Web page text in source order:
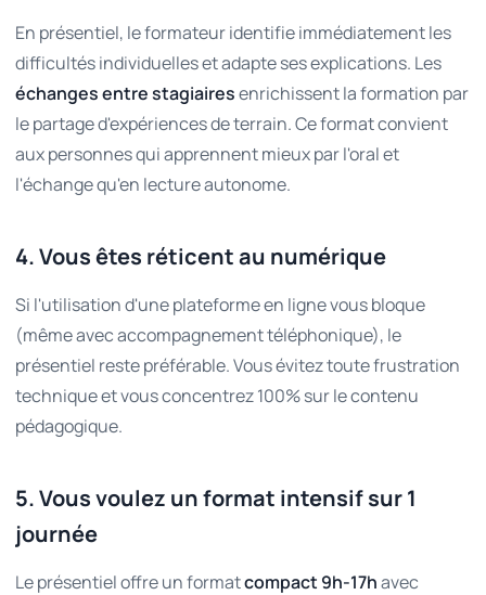
En présentiel, le formateur identifie immédiatement les
difficultés individuelles et adapte ses explications. Les
échanges entre stagiairesenrichissent la formation par
le partage d'expériences de terrain. Ce format convient
aux personnes qui apprennent mieux par l'oral et
l'échange qu'en lecture autonome.
4. Vous êtes réticent au numérique
Si l'utilisation d'une plateforme en ligne vous bloque
(même avec accompagnement téléphonique), le
présentiel reste préférable. Vous évitez toute frustration
technique et vous concentrez 100% sur le contenu
pédagogique.
5. Vous voulez un format intensif sur 1
journée
Le présentiel offre un formatcompact 9h-17havec